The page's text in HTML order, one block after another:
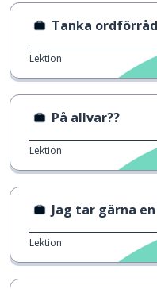
Tanka
Lektion
På allvar??
Lektion
Jag tar gärna
Lektion